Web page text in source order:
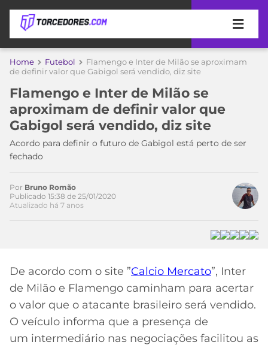
APOSTAS
DE
APOSTA
MELHORES
DE
APOSTAS
2026
CÓDIGO
DE
INDICAÇÃO
BET365
COPA
DO
MUNDO
TIMES
MEU
TIME
CORINTHIANS
SÃO
PAULO
CAMPEONATOS
A
LIBERTADORES
COPA
MERCADO
DA
BOLA
Home Futebol
Flamengo e Inter de Milão se aproximam
de definir valor que Gabigol será vendido, diz site
Flamengo e Inter de Milão se
aproximam de definir valor que
Gabigol será vendido, diz site
Acordo para definir o futuro de Gabigol está perto de ser
fechado
Por Bruno Romão
Publicado 15:38 de 25/01/2020
Atualizado há 7 anos
De acordo com o site ”Calcio Mercato”, Inter
de Milão e Flamengo caminham para acertar
o valor que o atacante brasileiro será vendido.
O veículo informa que a presença de
um intermediário nas negociações facilitou as